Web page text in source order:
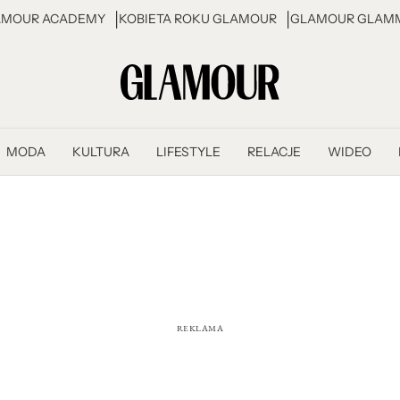
ACADEMY KOBIETA ROKU GLAMOUR GLAMOUR
MODA KULTURA LIFESTYLE RELACJE WIDEO